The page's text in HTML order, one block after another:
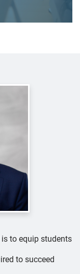
to equip students
to succeed